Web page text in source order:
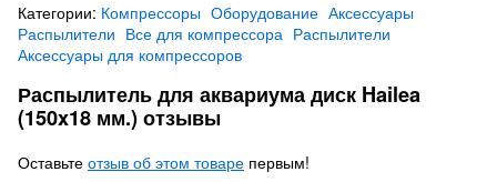
Категории: Компрессоры Оборудование Аксессуары
Распылители Все для компрессора Распылители
Аксессуары для компрессоров
Распылитель для аквариума диск Hailea
(150x18 мм.) отзывы
Оставьте отзыв об этом товаре первым!